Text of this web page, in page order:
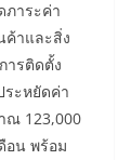
ภาระค่า
ค้าและสิ่ง
ารติดตั้ง
ระหยัดค่า
ณ 123,000
อน พร้อม